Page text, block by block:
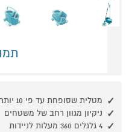
מטלית שסופחת עד פי 10 יותר
ניקיון מגוון רחב של משטחים
4 גלגלים 360 מעלות לניידות